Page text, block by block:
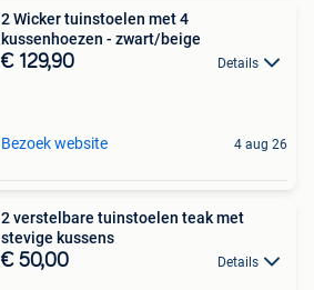
2 Wicker tuinstoelen met 4
kussenhoezen - zwart/beige
€ 129,90 Details
Bezoek website 4 aug 26
2 verstelbare tuinstoelen teak met
stevige kussens
€ 50,00 Details